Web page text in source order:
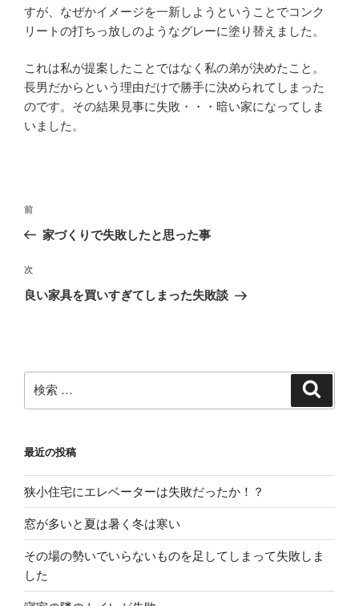
すが、なぜかイメージを一新しようということでコンク
リートの打ちっ放しのようなグレーに塗り替えました。
これは私が提案したことではなく私の弟が決めたこと。
長男だからという理由だけで勝手に決められてしまった
のです。その結果見事に失敗・・・暗い家になってしま
いました。
投
ビ
ゲ
ン
過
去
投
稿
前
家づくりで失敗したと思った事
次
の
次
良い家具を買いすぎてしまった失敗談
検
索:
最近の投稿
狭小住宅にエレベーターは失敗だったか！？
窓が多いと夏は暑く冬は寒い
その場の勢いでいらないものを足してしまって失敗しま
した